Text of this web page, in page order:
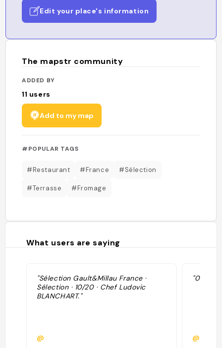
Edit your place's information
The mapstr community
ADDED BY
11 users
Add to my map
#POPULAR TAGS
#Restaurant #France #Sélection
#Terrasse #Fromage
What users are saying
"Sélection Gault&Millau France ·
Sélection · 10/20 · Chef Ludovic
BLANCHART."
@
"07/25 :